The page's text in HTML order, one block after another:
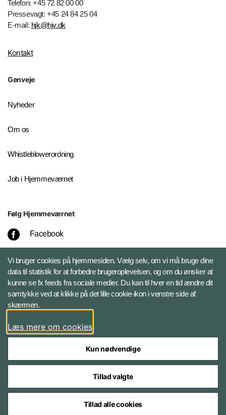
Telefon: +45 72 82 00 00
Pressevagt: +45 24 84 25 04
E-mail: hjk@hjv.dk
Kontakt
Genveje
Nyheder
Om os
Whistleblowerordning
Job i Hjemmeværnet
Følg Hjemmeværnet
Facebook
Instagram
LinkedIn
X
Styrelser og myndigheder under Forsvarsministeriet
Vi bruger cookies på hjemmesiden. Vælg selv, om vi må bruge dine
data til statistik for at forbedre brugeroplevelsen, og om du ønsker at
kunne se fx feeds fra sociale medier. Du kan til hver en tid ændre dit
samtykke ved at klikke på det lille cookie-ikon i venstre side af
skærmen.
Læs mere om cookies
Kun nødvendige
Tillad valgte
Tillad alle cookies